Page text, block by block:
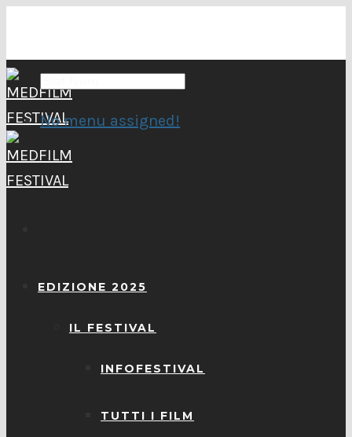
EDIZIONE 2025
IL FESTIVAL
INFOFESTIVAL
TUTTI I FILM
No menu assigned!